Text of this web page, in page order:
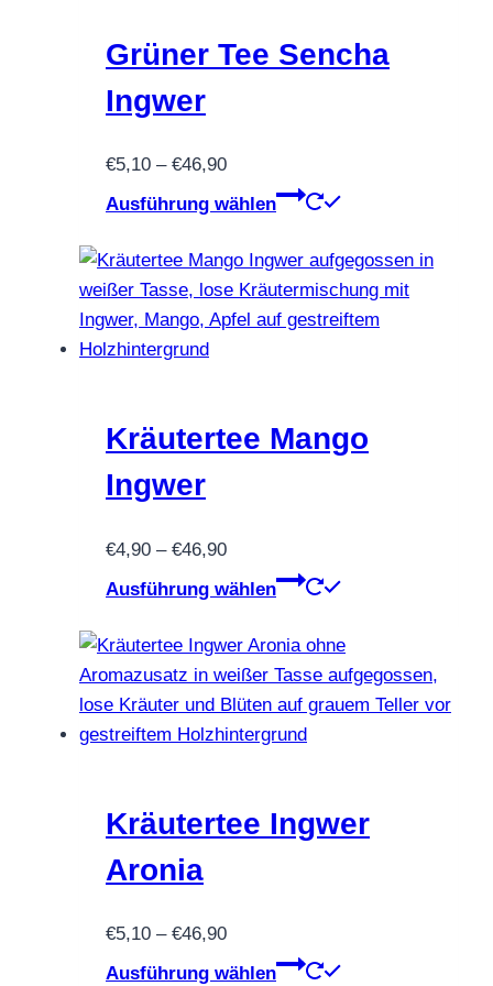
Grüner Tee Sencha
Ingwer
€5,10 – €46,90Preisspanne:
€5,10
€46,90
Ausführung wählen
Dieses
weist
mehrere
Varianten
können
auf
werden
Kräutertee Mango
Ingwer
€4,90 – €46,90Preisspanne:
€4,90
€46,90
Ausführung wählen
Dieses
weist
mehrere
Varianten
können
auf
werden
Kräutertee Ingwer
Aronia
€5,10 – €46,90Preisspanne:
€5,10
Ausführung wählen
Dieses